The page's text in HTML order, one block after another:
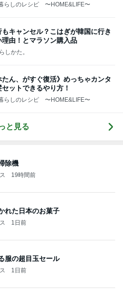
らしのレシピ 〜HOME&LIFE〜
もキャンセル？こはぎが韓国に行き
理由！とマラソン購入品
しかた。
たん、がすぐ復活》めっちゃカンタ
ットできるやり方！
らしのレシピ 〜HOME&LIFE〜
と見る
除機
19時間前
れた日本のお菓子
1日前
服の超目玉セール
1日前